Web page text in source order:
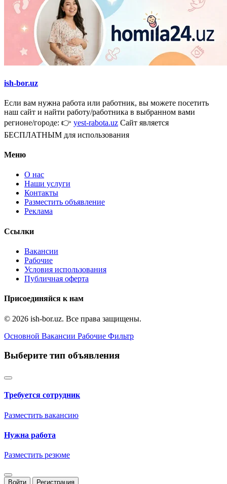
ish-bor.uz
Если вам нужна работа или работник, вы можете посетить
наш сайт и найти работу/работника в выбранном вами
регионе/городе: 👉 yest-rabota.uz Сайт является
БЕСПЛАТНЫМ для использования
Меню
О нас
Наши услуги
Контакты
Разместить объявление
Реклама
Ссылки
Вакансии
Рабочие
Условия использования
Публичная оферта
Присоединяйся к нам
© 2026 ish-bor.uz. Все права защищены.
Основной Вакансии Рабочие Фильтр
Выберите тип объявления
Требуется сотрудник
Разместить вакансию
Нужна работа
Разместить резюме
Войти Регистрация